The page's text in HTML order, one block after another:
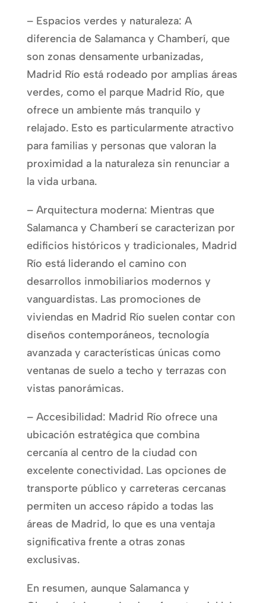
– Espacios verdes y naturaleza: A
diferencia de Salamanca y Chamberí, que
son zonas densamente urbanizadas,
Madrid Río está rodeado por amplias áreas
verdes, como el parque Madrid Río, que
ofrece un ambiente más tranquilo y
relajado. Esto es particularmente atractivo
para familias y personas que valoran la
proximidad a la naturaleza sin renunciar a
la vida urbana.
– Arquitectura moderna: Mientras que
Salamanca y Chamberí se caracterizan por
edificios históricos y tradicionales, Madrid
Río está liderando el camino con
desarrollos inmobiliarios modernos y
vanguardistas. Las promociones de
viviendas en Madrid Río suelen contar con
diseños contemporáneos, tecnología
avanzada y características únicas como
ventanas de suelo a techo y terrazas con
vistas panorámicas.
– Accesibilidad: Madrid Río ofrece una
ubicación estratégica que combina
cercanía al centro de la ciudad con
excelente conectividad. Las opciones de
transporte público y carreteras cercanas
permiten un acceso rápido a todas las
áreas de Madrid, lo que es una ventaja
significativa frente a otras zonas
exclusivas.
En resumen, aunque Salamanca y